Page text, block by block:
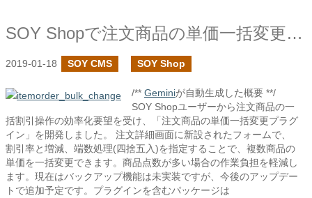
SOY Shopで注文商品の単価一括変更プラグインを作成しました
2019-01-18 SOY CMS SOY Shop
/** Geminiが自動生成した概要 **/
SOY Shopユーザーから注文商品の一
括割引操作の効率化要望を受け、「注文商品の単価一括変更プラグ
イン」を開発しました。 注文詳細画面に新設されたフォームで、
割引率と増減、端数処理(四捨五入)を指定することで、複数商品の
単価を一括変更できます。商品点数が多い場合の作業負担を軽減し
ます。現在はバックアップ機能は未実装ですが、今後のアップデー
トで追加予定です。プラグインを含むパッケージは